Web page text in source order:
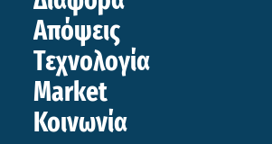
Απόψεις
Τεχνολογία
Market
Κοινωνία